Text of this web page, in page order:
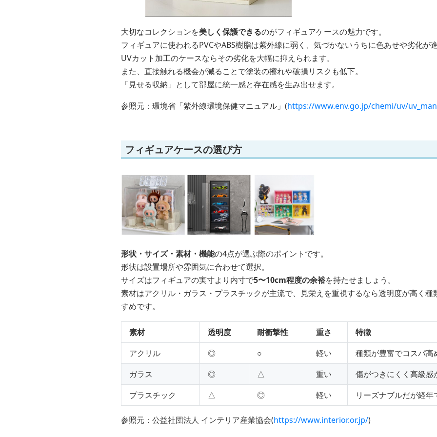
大切なコレクションを美しく保護できるのがフィギュアケースの魅力です。
フィギュアに使われるPVCやABS樹脂は紫外線に弱く、気づかないうちに色あせや劣化が進
UVカット加工のケースならその劣化を大幅に抑えられます。
また、直接触れる機会が減ることで塗装の擦れや破損リスクも低下。
「見せる収納」として部屋に統一感と存在感を生み出せます。
参照元：環境省「紫外線環境保健マニュアル」(https://www.env.go.jp/chemi/uv/
フィギュアケースの選び方
形状・サイズ・素材・機能の4点が選ぶ際のポイントです。
形状は設置場所や雰囲気に合わせて選択。
サイズはフィギュアの実寸より内寸で5〜10cm程度の余裕を持たせましょう。
素材はアクリル・ガラス・プラスチックが主流で、見栄えを重視するなら透明度が高く種
すめです。
素材 透明度 耐衝撃性 重さ
特徴
アクリル
◎ ○ 軽い
種類が豊富でコスパ高
ガラス
◎ △ 重い
傷がつきにくく高級感
プラスチック
△ ◎ 軽い リーズナブルだが経年
参照元：公益社団法人 インテリア産業協会(https://www.interior.or.jp/)